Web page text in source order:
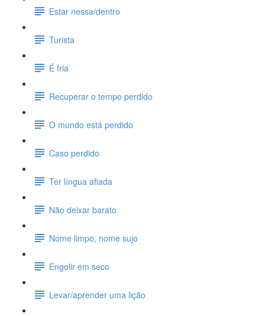
Estar nessa/dentro
Turista
É fria
Recuperar o tempo perdido
O mundo está perdido
Caso perdido
Ter língua afiada
Não deixar barato
Nome limpo, nome sujo
Engolir em seco
Levar/aprender uma lição